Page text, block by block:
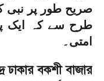
صریح طور پر نبی
طرح سے کہ ایک
امتی۔
ঢাকার বকশী বাজার